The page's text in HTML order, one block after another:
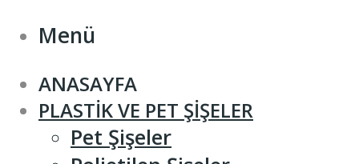
Menü
ANASAYFA
PLASTIK VE PET ŞIŞELER
Pet Şişeler